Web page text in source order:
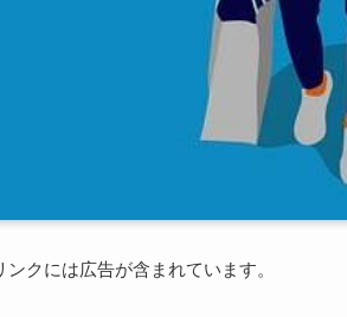
ンクには広告が含まれています。